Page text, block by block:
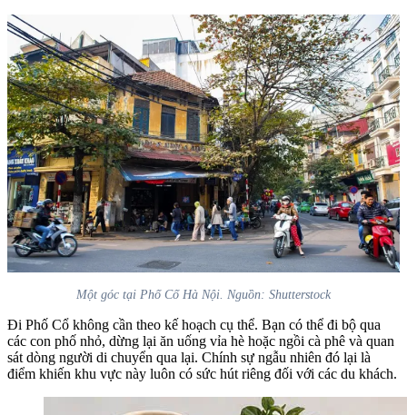
Một góc tại Phố Cố Hà Nội. Nguồn: Shutterstock
Đi Phố Cổ không cần theo kế hoạch cụ thể. Bạn có thể đi bộ qua
các con phố nhỏ, dừng lại ăn uống vỉa hè hoặc ngồi cà phê và quan
sát dòng người di chuyển qua lại. Chính sự ngẫu nhiên đó lại là
điểm khiến khu vực này luôn có sức hút riêng đối với các du khách.